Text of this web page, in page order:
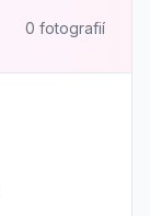
0 fotografií